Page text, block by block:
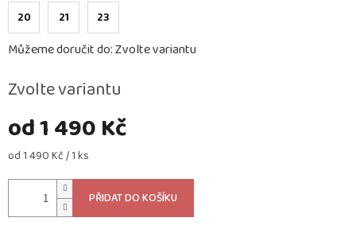
od1 490 Kč
Měrná
od 1 490 Kč / 1 ks
Zvolte variantu
20 21 23
Můžeme doručit do:Zvolte variantu
PŘIDAT DO KOŠÍKU